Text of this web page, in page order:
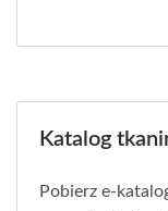
Katalog
Pobierz e-